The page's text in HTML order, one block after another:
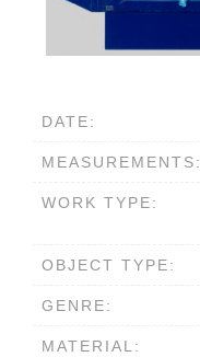
DATE:
MEASUREMENTS:
WORK TYPE:
OBJECT TYPE:
GENRE:
MATERIAL: